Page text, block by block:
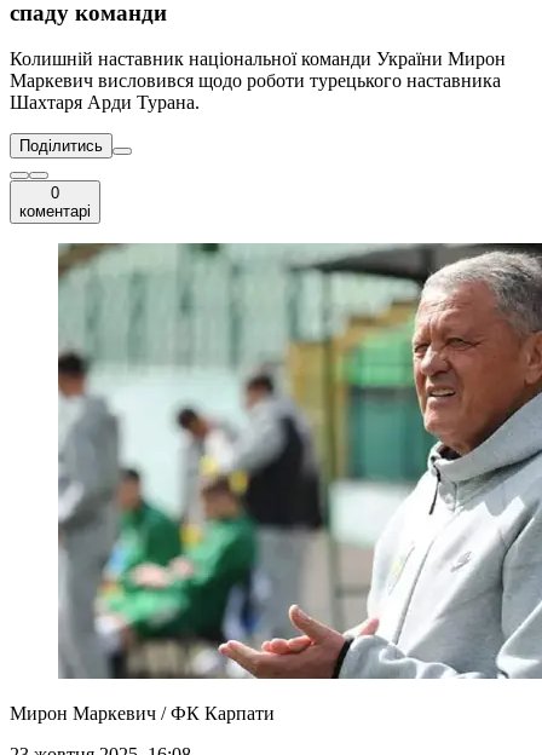
спаду команди
Колишній наставник національної команди України Мирон
Маркевич висловився щодо роботи турецького наставника
Шахтаря Арди Турана.
Поділитись
0
коментарі
Мирон Маркевич / ФК Карпати